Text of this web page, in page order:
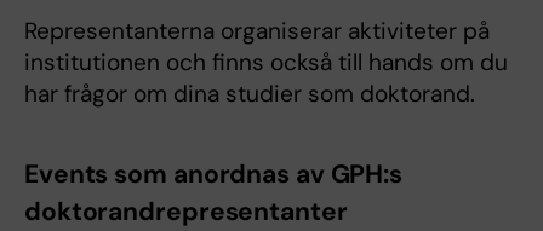
Representanterna organiserar aktiviteter på
institutionen och finns också till hands om du
har frågor om dina studier som doktorand.
Events som anordnas av GPH:s
doktorandrepresentanter